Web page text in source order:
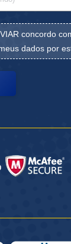
concordo
dados por